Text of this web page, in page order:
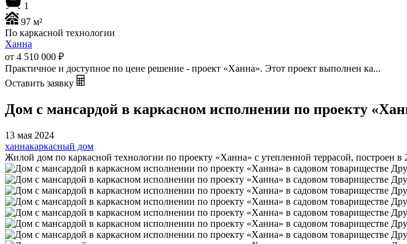
1
97 м²
По каркасной технологии
Ханна
от 4 510 000 ₽
Практичное и доступное по цене решение - проект «Ханна». Этот проект выполнен ка...
Оставить заявку
Дом с мансардой в каркасном исполнении по проекту
13 мая 2024
ханнакаркасный дом
Жилой дом по каркасной технологии по проекту «Ханна» с утепленной террасой, построен